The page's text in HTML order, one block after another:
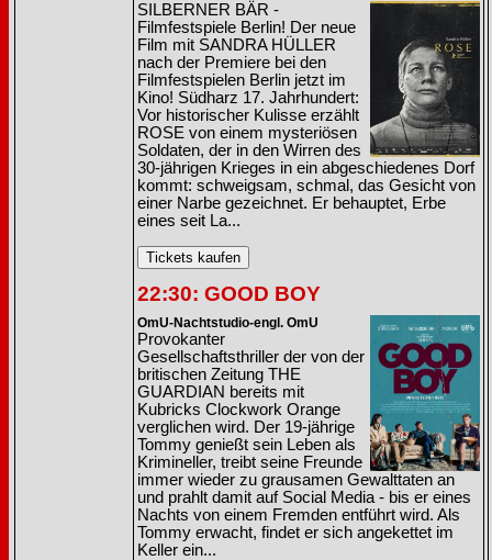
SILBERNER BÄR -
Filmfestspiele Berlin! Der neue
Film mit SANDRA HÜLLER
nach der Premiere bei den
Filmfestspielen Berlin jetzt im
Kino! Südharz 17. Jahrhundert:
Vor historischer Kulisse erzählt
ROSE von einem mysteriösen
Soldaten, der in den Wirren des
30-jährigen Krieges in ein abgeschiedenes Dorf
kommt: schweigsam, schmal, das Gesicht von
einer Narbe gezeichnet. Er behauptet, Erbe
eines seit La...
22:30: GOOD BOY
OmU-Nachtstudio-engl. OmU
Provokanter
Gesellschaftsthriller der von der
britischen Zeitung THE
GUARDIAN bereits mit
Kubricks Clockwork Orange
verglichen wird. Der 19-jährige
Tommy genießt sein Leben als
Krimineller, treibt seine Freunde
immer wieder zu grausamen Gewalttaten an
und prahlt damit auf Social Media - bis er eines
Nachts von einem Fremden entführt wird. Als
Tommy erwacht, findet er sich angekettet im
Keller ein...